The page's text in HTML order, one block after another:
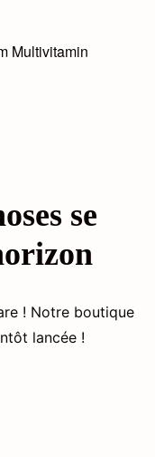
de médicaments
Multivitamin
se
! Notre boutique
lancée !